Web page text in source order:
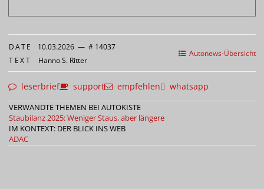
Autonews-Übersicht
DATE 10.03.2026 — # 14037
TEXT Hanno S. Ritter
leserbrief support empfehlen whatsapp
VERWANDTE THEMEN BEI AUTOKISTE
Staubilanz 2025: Weniger Staus, aber längere
IM KONTEXT: DER BLICK INS WEB
ADAC